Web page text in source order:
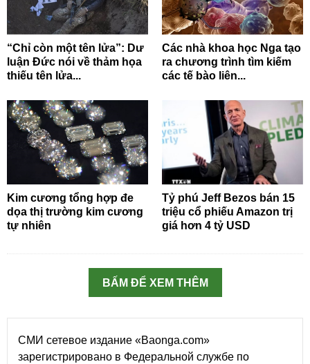
“Chỉ còn một tên lửa”: Dư
luận Đức nói về thảm họa
thiếu tên lửa...
Các nhà khoa học Nga tạo
ra chương trình tìm kiếm
các tế bào liên...
Kim cương tổng hợp đe
dọa thị trường kim cương
tự nhiên
Tỷ phú Jeff Bezos bán 15
triệu cổ phiếu Amazon trị
giá hơn 4 tỷ USD
BẤM ĐỂ XEM THÊM
СМИ сетевое издание «Baonga.com»
зарегистрировано в Федеральной службе по